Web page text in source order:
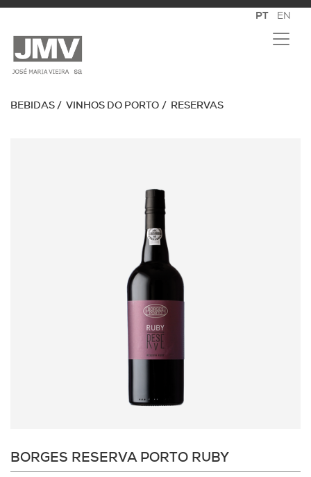
BEBIDAS VINHOS DO PORTO RESERVAS
BORGES RESERVA PORTO RUBY